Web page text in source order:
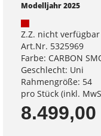
Modelljahr 2025
Z.Z. nicht verfügbar
Art.Nr. 5325969
Farbe: CARBON
Geschlecht: Uni
Rahmengröße: 54
pro Stück (inkl.
8.499,00